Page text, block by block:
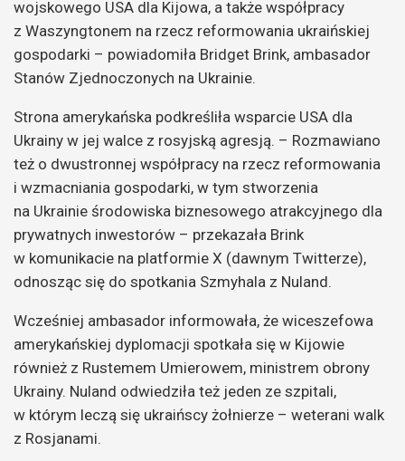
wojskowego USA dla Kijowa, a także współpracy
z Waszyngtonem na rzecz reformowania ukraińskiej
gospodarki – powiadomiła Bridget Brink, ambasador
Stanów Zjednoczonych na Ukrainie.
Strona amerykańska podkreśliła wsparcie USA dla
Ukrainy w jej walce z rosyjską agresją. – Rozmawiano
też o dwustronnej współpracy na rzecz reformowania
i wzmacniania gospodarki, w tym stworzenia
na Ukrainie środowiska biznesowego atrakcyjnego dla
prywatnych inwestorów – przekazała Brink
w komunikacie na platformie X (dawnym Twitterze),
odnosząc się do spotkania Szmyhala z Nuland.
Wcześniej ambasador informowała, że wiceszefowa
amerykańskiej dyplomacji spotkała się w Kijowie
również z Rustemem Umierowem, ministrem obrony
Ukrainy. Nuland odwiedziła też jeden ze szpitali,
w którym leczą się ukraińscy żołnierze – weterani walk
z Rosjanami.